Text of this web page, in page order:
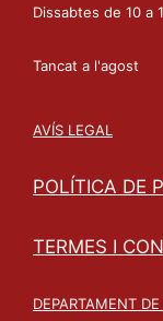
Dissabtes de 10 a
Tancat a l'agost
AVÍS LEGAL
POLÍTICA DE
TERMES I
DEPARTAMENT